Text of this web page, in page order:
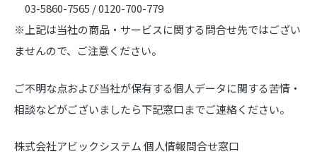
03-5860-7565 / 0120-700-779
※上記は当社の商品・サービスに関する問合せ先ではござい
ませんので、ご注意ください。
ご不明な点および当社が保有する個人データに関する苦情・
相談などがございましたら下記窓口までご連絡ください。
株式会社アビックシステム 個人情報問合せ窓口